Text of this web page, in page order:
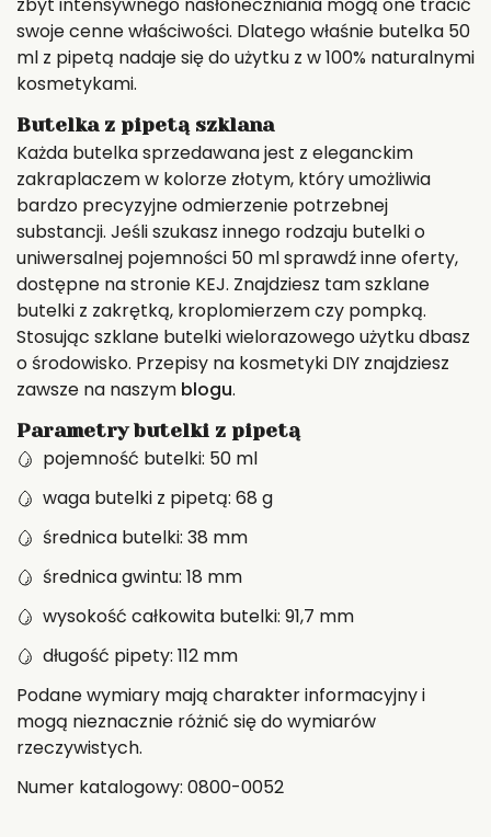
zbyt intensywnego nasłoneczniania mogą one tracić
swoje cenne właściwości. Dlatego właśnie butelka 50
ml z pipetą nadaje się do użytku z w 100% naturalnymi
kosmetykami.
Butelka z pipetą szklana
Każda butelka sprzedawana jest z eleganckim
zakraplaczem w kolorze złotym, który umożliwia
bardzo precyzyjne odmierzenie potrzebnej
substancji. Jeśli szukasz innego rodzaju butelki o
uniwersalnej pojemności 50 ml sprawdź inne oferty,
dostępne na stronie KEJ. Znajdziesz tam szklane
butelki z zakrętką, kroplomierzem czy pompką.
Stosując szklane butelki wielorazowego użytku dbasz
o środowisko. Przepisy na kosmetyki DIY znajdziesz
zawsze na naszym blogu.
Parametry butelki z pipetą
pojemność butelki: 50 ml
waga butelki z pipetą: 68 g
średnica butelki: 38 mm
średnica gwintu: 18 mm
wysokość całkowita butelki: 91,7 mm
długość pipety: 112 mm
Podane wymiary mają charakter informacyjny i
mogą nieznacznie różnić się do wymiarów
rzeczywistych.
Numer katalogowy: 0800-0052